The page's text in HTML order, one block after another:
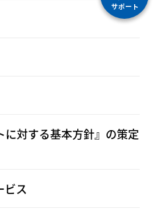
サポート
に対する基本方針』の策定
ビス